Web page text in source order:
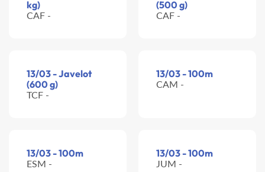
kg)
CAF -
(500 g)
CAF -
13/03 - Javelot
(600 g)
TCF -
13/03 - 100m
CAM -
13/03 - 100m
ESM -
13/03 - 100m
JUM -